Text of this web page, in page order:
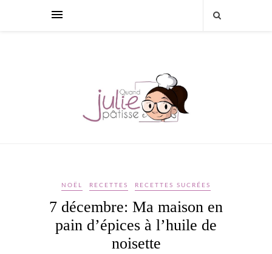
NOËL RECETTES RECETTES SUCRÉES
7 décembre: Ma maison en
pain d’épices à l’huile de
noisette